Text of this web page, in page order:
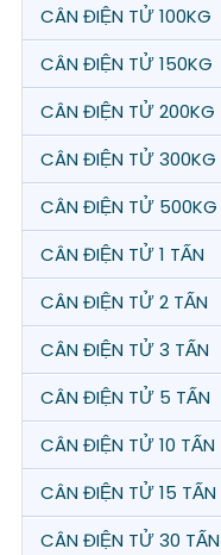
CÂN ĐIỆN TỬ 100KG
CÂN ĐIỆN TỬ 150KG
CÂN ĐIỆN TỬ 200KG
CÂN ĐIỆN TỬ 300KG
CÂN ĐIỆN TỬ 500KG
CÂN ĐIỆN TỬ 1 TẤN
CÂN ĐIỆN TỬ 2 TẤN
CÂN ĐIỆN TỬ 3 TẤN
CÂN ĐIỆN TỬ 5 TẤN
CÂN ĐIỆN TỬ 10 TẤN
CÂN ĐIỆN TỬ 15 TẤN
CÂN ĐIỆN TỬ 30 TẤN